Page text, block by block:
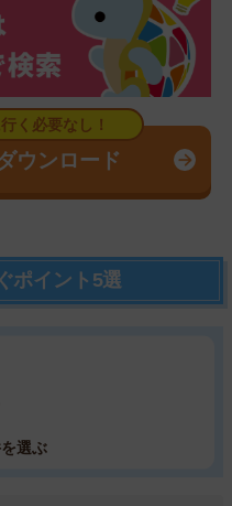
ウンロード
ポイント5選
選ぶ